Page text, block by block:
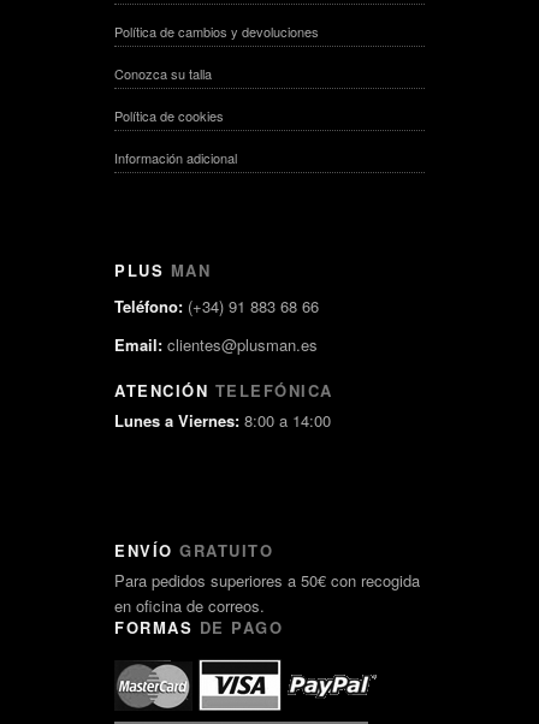
Política de cambios y devoluciones
Conozca su talla
Política de cookies
Información adicional
PLUS MAN
Teléfono: (+34) 91 883 68 66
Email: clientes@plusman.es
ATENCIÓN TELEFÓNICA
Lunes a Viernes: 8:00 a 14:00
ENVÍO GRATUITO
Para pedidos superiores a 50€ con recogida
en oficina de correos.
FORMAS DE PAGO